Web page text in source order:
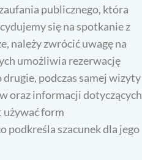
publicznego, która
się na spotkanie z
należy zwrócić uwagę na
umożliwia rezerwację
podczas samej wizyty
oraz informacji dotyczących
używać form
podkreśla szacunek dla jego